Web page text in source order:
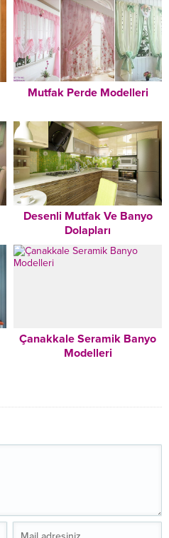
Mutfak Perde Modelleri
Desenli Mutfak Ve Banyo
Dolapları
Çanakkale Seramik Banyo
Modelleri